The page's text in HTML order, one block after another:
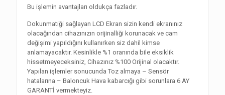
Bu işlemin avantajları oldukça fazladır.
Dokunmatiği sağlayan LCD Ekran sizin kendi ekranınız
olacağından cihazınızın orijinalliği korunacak ve cam
değişimi yapıldığını kullanırken siz dahil kimse
anlamayacaktır. Kesinlikle %1 oranında bile eksiklik
hissetmeyeceksiniz, Cihazınız %100 Orijinal olacaktır.
Yapılan işlemler sonucunda Toz almaya – Sensör
hatalarına – Baloncuk Hava kabarcığı gibi sorunlara 6 AY
GARANTİ vermekteyiz.